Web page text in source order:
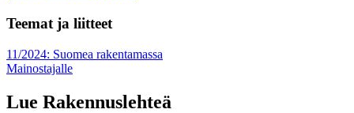
Teemat ja liitteet
11/2024: Suomea rakentamassa
Mainostajalle
Lue Rakennuslehteä